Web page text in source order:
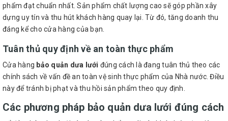
phẩm đạt chuẩn nhất. Sản phẩm chất lượng cao sẽ góp phần xây
dựng uy tín và thu hút khách hàng quay lại. Từ đó, tăng doanh thu
đáng kể cho cửa hàng của bạn.
Tuân thủ quy định về an toàn thực phẩm
Cửa hàng bảo quản dưa lưới đúng cách là đang tuân thủ theo các
chính sách về vấn đề an toàn vệ sinh thực phẩm của Nhà nước. Điều
này để tránh bị phạt và thu hồi sản phẩm theo quy định.
Các phương pháp bảo quản dưa lưới đúng cách